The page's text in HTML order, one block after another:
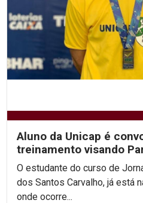
Aluno da Unicap é
treinamento visando
Tóquio
O estudante do curso de
dos Santos Carvalho, já está
onde ocorre...